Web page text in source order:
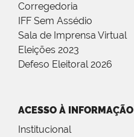
Corregedoria
IFF Sem Assédio
Sala de Imprensa Virtual
Eleições 2023
Defeso Eleitoral 2026
ACESSO À INFORMAÇÃO
Institucional